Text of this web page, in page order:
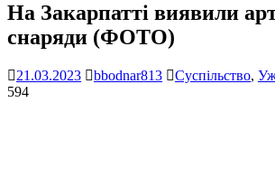
На Закарпатті виявили
снаряди (ФОТО)
21.03.2023 bbodnar813 Суспільство,
594